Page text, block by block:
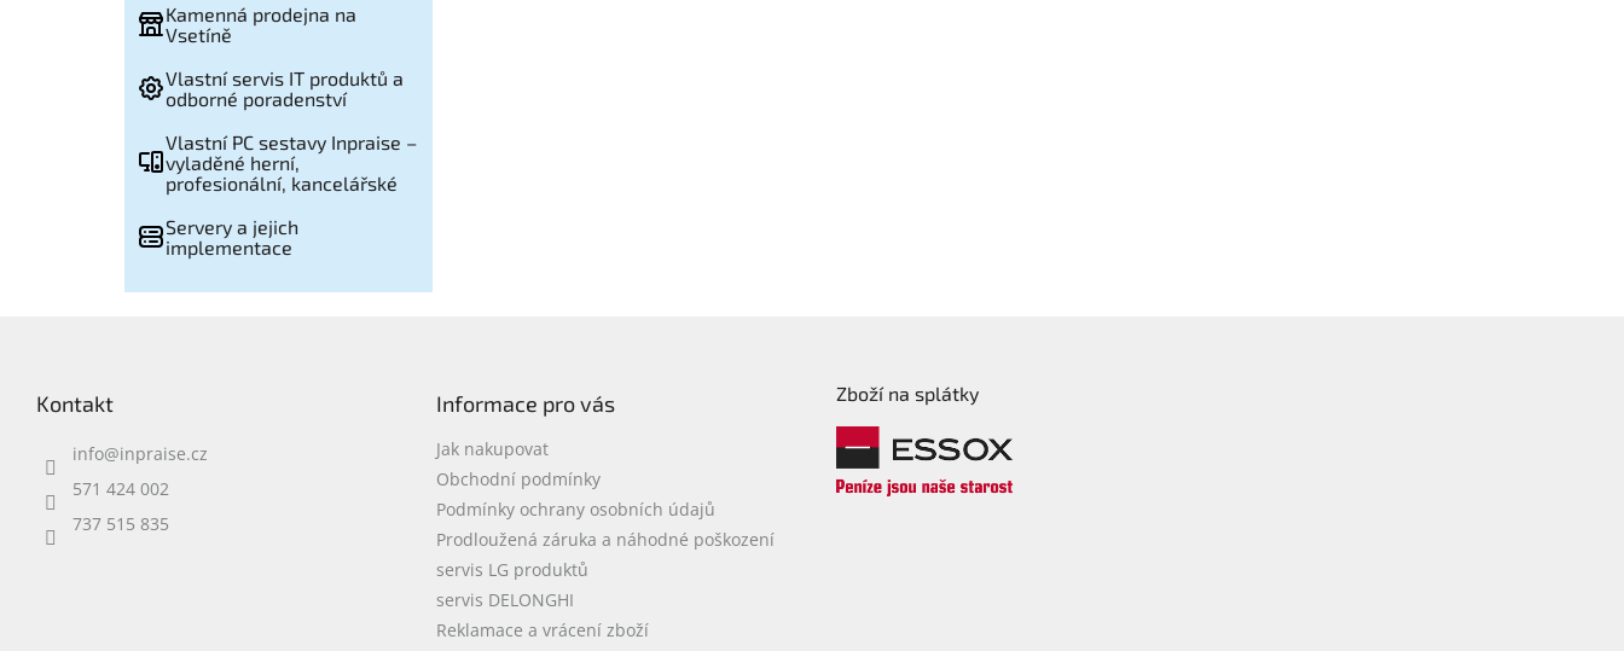
Kamenná prodejna na
Vsetíně
Vlastní servis IT produktů a
odborné poradenství
Vlastní PC sestavy Inpraise –
vyladěné herní,
profesionální, kancelářské
Servery a jejich
implementace
Kontakt
info@inpraise.cz
571 424 002
737 515 835
Informace pro vás
Jak nakupovat
Obchodní podmínky
Podmínky ochrany osobních údajů
Prodloužená záruka a náhodné poškození
servis LG produktů
servis DELONGHI
Reklamace a vrácení zboží
Zboží na splátky